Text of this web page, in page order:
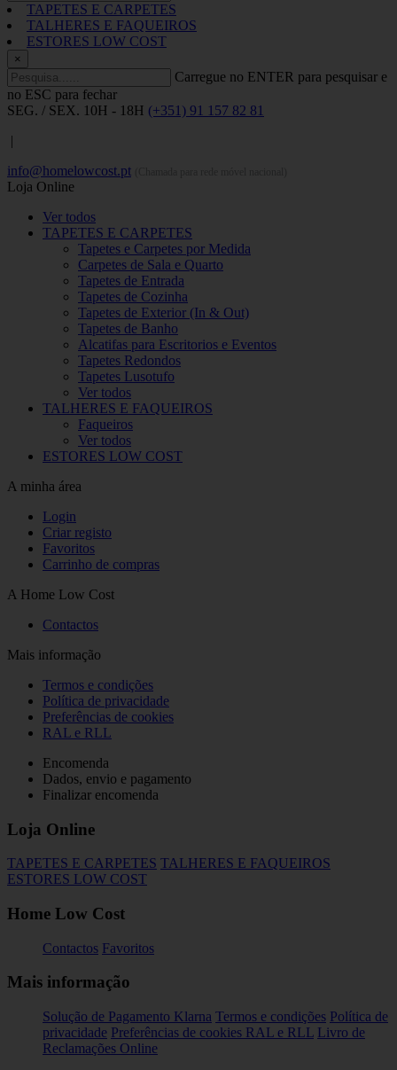
TAPETES E CARPETES
TALHERES E FAQUEIROS
ESTORES LOW COST
×
Carregue no ENTER para pesquisar e
no ESC para fechar
SEG. / SEX. 10H - 18H (+351) 91 157 82 81
|
info@homelowcost.pt
Loja Online
Ver todos
TAPETES E CARPETES
Tapetes e Carpetes por Medida
Carpetes de Sala e Quarto
Tapetes de Entrada
Tapetes de Cozinha
Tapetes de Exterior (In & Out)
Tapetes de Banho
Alcatifas para Escritorios e Eventos
Tapetes Redondos
Tapetes Lusotufo
Ver todos
TALHERES E FAQUEIROS
Faqueiros
Ver todos
ESTORES LOW COST
A minha área
Login
Criar registo
Favoritos
Carrinho de compras
A Home Low Cost
Contactos
Mais informação
Termos e condições
Política de privacidade
Preferências de cookies
RAL e RLL
Encomenda
Dados, envio e pagamento
Finalizar encomenda
Loja Online
TAPETES E CARPETES TALHERES E FAQUEIROS
ESTORES LOW COST
Home Low Cost
Contactos Favoritos
Mais informação
Solução de Pagamento Klarna Termos e condições Política de
privacidade Preferências de cookies RAL e RLL Livro de
Reclamações Online